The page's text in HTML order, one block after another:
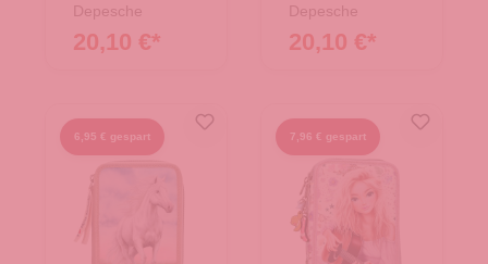
Depesche
20,10 €*
Depesche
20,10 €*
6,95 € gespart 7,96 € gespart